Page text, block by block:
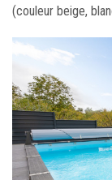
(couleur beige,